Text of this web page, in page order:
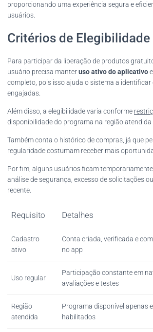
proporcionando uma experiência segura e
usuários.
Critérios de Elegibilidade
Para participar da liberação de produtos
usuário precisa manteruso ativo do aplicativo
completo, pois isso ajuda o sistema a identificar
engajadas.
Além disso, a elegibilidade varia conforme
disponibilidade do programa na região atendida
Também conta o histórico de compras, já que
regularidade costumam receber mais
Por fim, alguns usuários ficam
análise de segurança, excesso de solicitações
recente.
Requisito Detalhes
Cadastro
ativo
Conta criada, verificada e
no app
Uso regular
Participação constante em
avaliações e testes
Região
atendida
Programa disponível apenas
habilitados